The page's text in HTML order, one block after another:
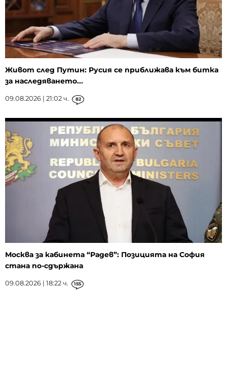
Живот след Путин: Русия се приближава към битка
за наследяването...
09.08.2026 | 21:02 ч. 82
Москва за кабинета “Радев”: Позицията на София
стана по-сдържана
09.08.2026 | 18:22 ч. 155